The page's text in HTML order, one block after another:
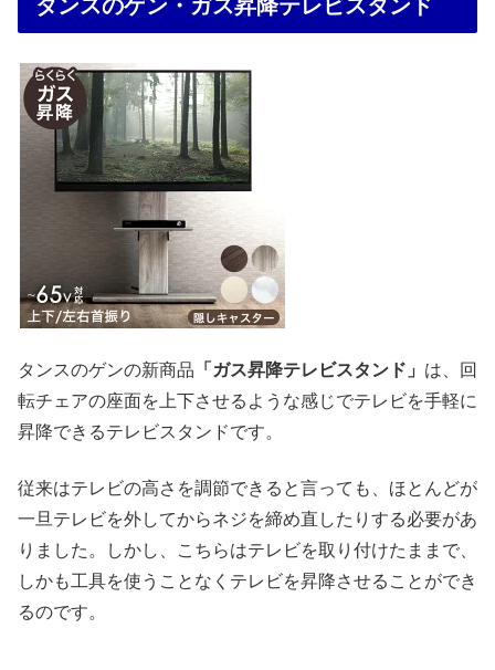
タンスのゲン・ガス昇降テレビスタンド
タンスのゲンの新商品 「ガス昇降テレビスタンド」 は、回
転チェアの座面を上下させるような感じでテレビを手軽に
昇降できるテレビスタンドです。
従来はテレビの高さを調節できると言っても、ほとんどが
一旦テレビを外してからネジを締め直したりする必要があ
りました。しかし、こちらはテレビを取り付けたままで、
しかも工具を使うことなくテレビを昇降させることができ
るのです。